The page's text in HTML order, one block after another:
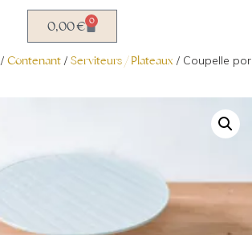
0,00€ 0
/ Contenant / Serviteurs / Plateaux / Coupelle